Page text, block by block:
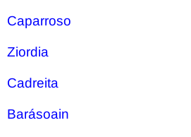
Caparroso
Ziordia
Cadreita
Barásoain